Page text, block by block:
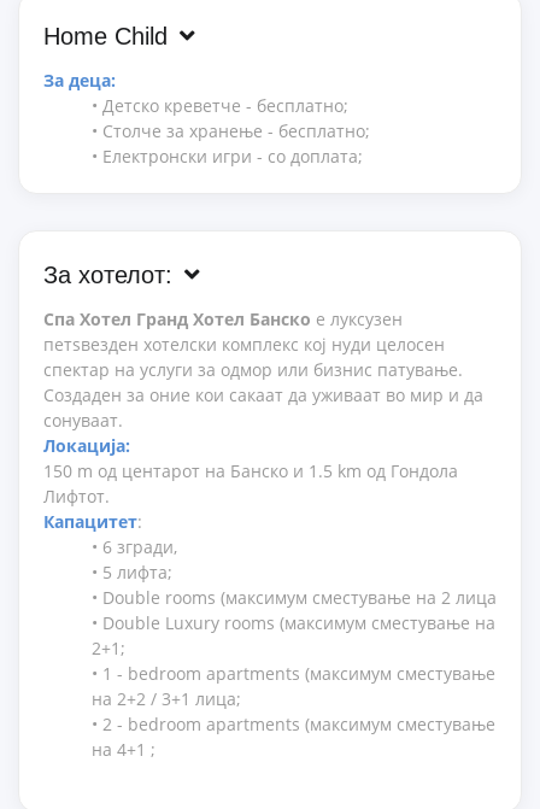
Home Child
За деца:
• Детско креветче - бесплатно;
• Столче за хранење - бесплатно;
• Електронски игри - со доплата;
За хотелот:
Спа Хотел Гранд Хотел Банско е луксузен
петѕвезден хотелски комплекс кој нуди целосен
спектар на услуги за одмор или бизнис патување.
Создаден за оние кои сакаат да уживаат во мир и да
сонуваат.
Локација:
150 m од центарот на Банско и 1.5 km од Гондола
Лифтот.
Капацитет:
• 6 згради,
• 5 лифта;
• Double rooms (максимум сместување на 2 лица
• Double Luxury rooms (максимум сместување на
2+1;
• 1 - bedroom apartments (максимум сместување
на 2+2 / 3+1 лица;
• 2 - bedroom apartments (максимум сместување
на 4+1 ;